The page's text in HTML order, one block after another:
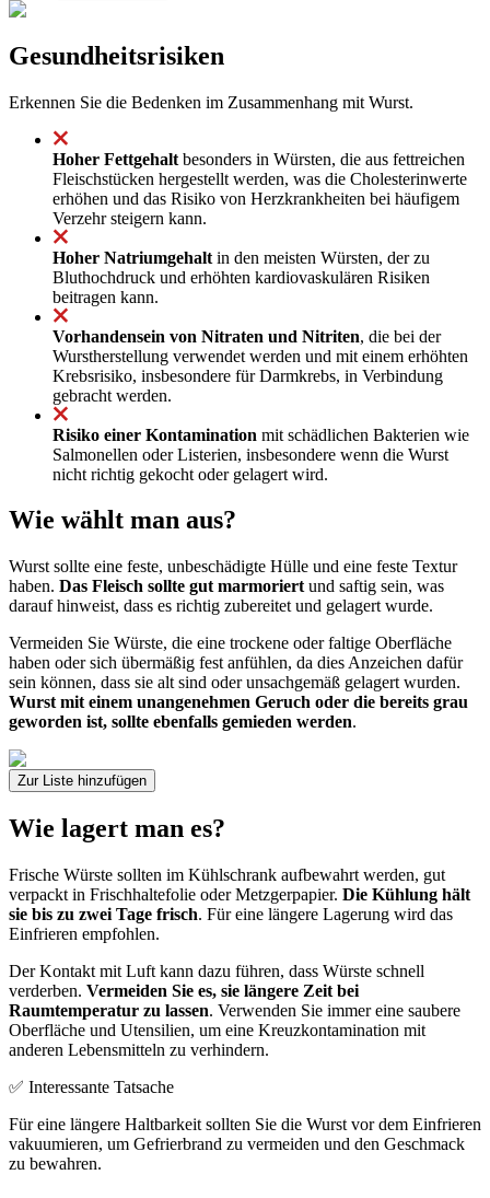
Gesundheitsrisiken
Erkennen Sie die Bedenken im Zusammenhang mit Wurst.
Hoher Fettgehalt besonders in Würsten, die aus fettreichen
Fleischstücken hergestellt werden, was die Cholesterinwerte
erhöhen und das Risiko von Herzkrankheiten bei häufigem
Verzehr steigern kann.
Hoher Natriumgehalt in den meisten Würsten, der zu
Bluthochdruck und erhöhten kardiovaskulären Risiken
beitragen kann.
Vorhandensein von Nitraten und Nitriten, die bei der
Wurstherstellung verwendet werden und mit einem erhöhten
Krebsrisiko, insbesondere für Darmkrebs, in Verbindung
gebracht werden.
Risiko einer Kontamination mit schädlichen Bakterien wie
Salmonellen oder Listerien, insbesondere wenn die Wurst
nicht richtig gekocht oder gelagert wird.
Wie wählt man aus?
Wurst sollte eine feste, unbeschädigte Hülle und eine feste Textur
haben. Das Fleisch sollte gut marmoriert und saftig sein, was
darauf hinweist, dass es richtig zubereitet und gelagert wurde.
Vermeiden Sie Würste, die eine trockene oder faltige Oberfläche
haben oder sich übermäßig fest anfühlen, da dies Anzeichen dafür
sein können, dass sie alt sind oder unsachgemäß gelagert wurden.
Wurst mit einem unangenehmen Geruch oder die bereits grau
geworden ist, sollte ebenfalls gemieden werden.
Zur Liste hinzufügen
Wie lagert man es?
Frische Würste sollten im Kühlschrank aufbewahrt werden, gut
verpackt in Frischhaltefolie oder Metzgerpapier. Die Kühlung hält
sie bis zu zwei Tage frisch. Für eine längere Lagerung wird das
Einfrieren empfohlen.
Der Kontakt mit Luft kann dazu führen, dass Würste schnell
verderben. Vermeiden Sie es, sie längere Zeit bei
Raumtemperatur zu lassen. Verwenden Sie immer eine saubere
Oberfläche und Utensilien, um eine Kreuzkontamination mit
anderen Lebensmitteln zu verhindern.
✅ Interessante Tatsache
Für eine längere Haltbarkeit sollten Sie die Wurst vor dem Einfrieren
vakuumieren, um Gefrierbrand zu vermeiden und den Geschmack
zu bewahren.